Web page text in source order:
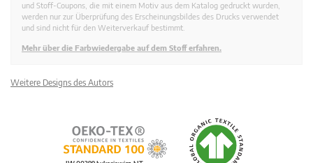
und Stoff-Coupons, die mit einem Motiv aus dem Katalog gedruckt wurden,
werden nur zur Überprüfung des Erscheinungsbildes des Drucks verwendet
und sind nicht für den Weiterverkauf bestimmt.
Mehr über die Farbwiedergabe auf dem Stoff erfahren.
Weitere Designs des Autors